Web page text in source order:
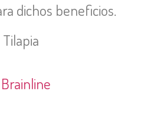
dichos beneficios.
Brainline